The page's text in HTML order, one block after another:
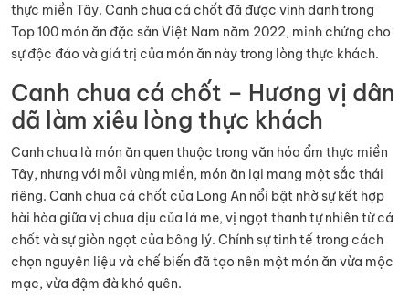
thực miền Tây. Canh chua cá chốt đã được vinh danh trong
Top 100 món ăn đặc sản Việt Nam năm 2022, minh chứng cho
sự độc đáo và giá trị của món ăn này trong lòng thực khách.
Canh chua cá chốt – Hương vị dân
dã làm xiêu lòng thực khách
Canh chua là món ăn quen thuộc trong văn hóa ẩm thực miền
Tây, nhưng với mỗi vùng miền, món ăn lại mang một sắc thái
riêng. Canh chua cá chốt của Long An nổi bật nhờ sự kết hợp
hài hòa giữa vị chua dịu của lá me, vị ngọt thanh tự nhiên từ cá
chốt và sự giòn ngọt của bông lý. Chính sự tinh tế trong cách
chọn nguyên liệu và chế biến đã tạo nên một món ăn vừa mộc
mạc, vừa đậm đà khó quên.